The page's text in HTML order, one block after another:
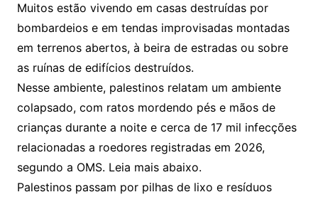
Muitos estão vivendo em casas destruídas por
bombardeios e em tendas improvisadas montadas
em terrenos abertos, à beira de estradas ou sobre
as ruínas de edifícios destruídos.
Nesse ambiente, palestinos relatam um ambiente
colapsado, com ratos mordendo pés e mãos de
crianças durante a noite e cerca de 17 mil infecções
relacionadas a roedores registradas em 2026,
segundo a OMS. Leia mais abaixo.
Palestinos passam por pilhas de lixo e resíduos